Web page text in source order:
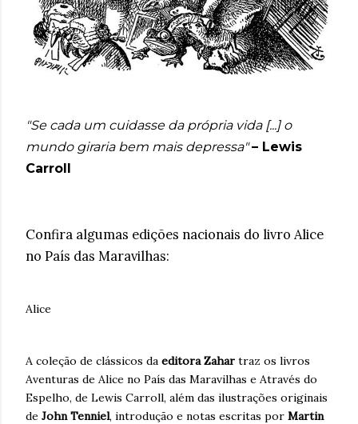
"Se cada um cuidasse da própria vida [...] o
mundo giraria bem mais depressa" – Lewis
Carroll
Confira algumas edições nacionais do livro Alice
no País das Maravilhas:
Alice
A coleção de clássicos da editora Zahar traz os livros
Aventuras de Alice no País das Maravilhas e Através do
Espelho, de Lewis Carroll, além das ilustrações originais
de John Tenniel, introdução e notas escritas por Martin